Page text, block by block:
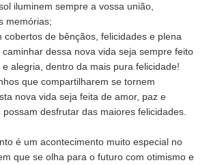
iluminem sempre a vossa união,
memórias;
cobertos de bênçãos, felicidades e plena
dessa nova vida seja sempre feito
alegria, dentro da mais pura felicidade!
que compartilharem se tornem
nova vida seja feita de amor, paz e
desfrutar das maiores felicidades.
é um acontecimento muito especial no
que se olha para o futuro com otimismo e